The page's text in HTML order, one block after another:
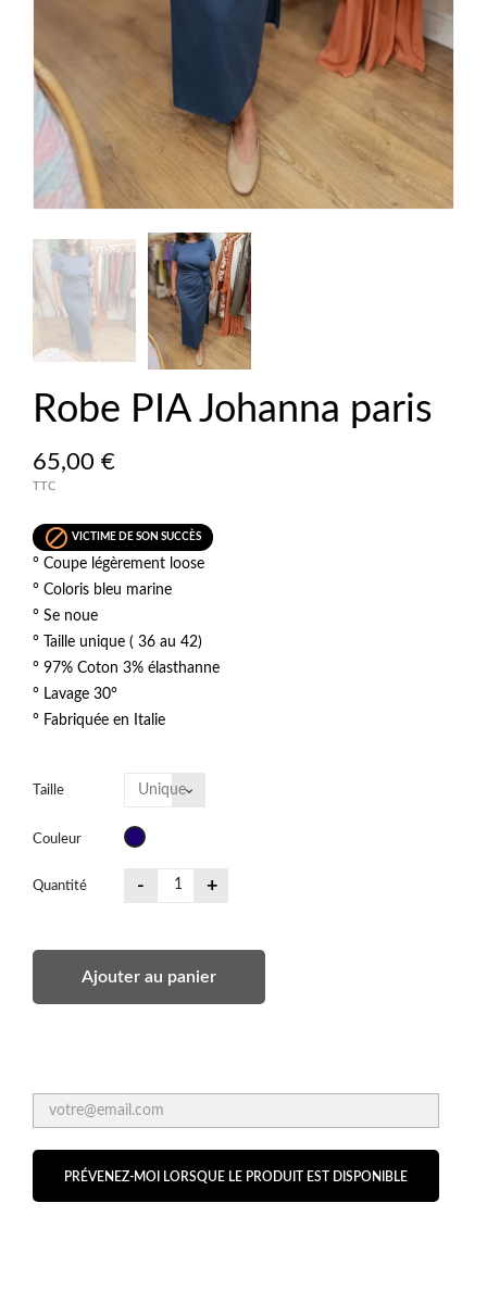
Robe PIA Johanna paris
65,00 €
TTC
 VICTIME DE SON SUCCÈS
° Coupe légèrement loose
° Coloris bleu marine
° Se noue
° Taille unique ( 36 au 42)
° 97% Coton 3% élasthanne
° Lavage 30°
° Fabriquée en Italie
Taille
Couleur
bleu
Quantité - +
Ajouter au panier
PRÉVENEZ-MOI LORSQUE LE PRODUIT EST DISPONIBLE